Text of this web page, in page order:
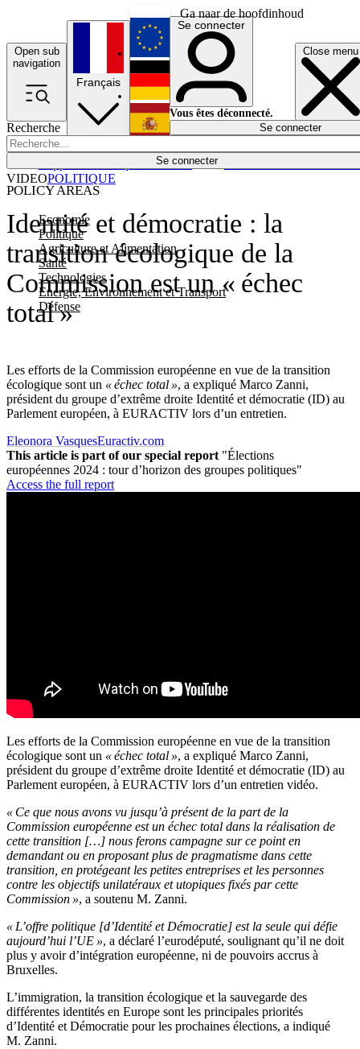
Ga naar de hoofdinhoud
Open sub
navigation
Close menu
Recherche
Se connecter
POLICY AREAS
Economie
Politique
Agriculture et Alimentation
Santé
Technologies
Energie, Environnement et Transport
Défense
Économie
Français
English
Deutsch
Español
Se connecter
Vous êtes déconnecté.
Se connecter
Identité et démocratie : la
transition écologique de la
Commission est un « échec
total »
Les efforts de la Commission européenne en vue de la transition
écologique sont un « échec total », a expliqué Marco Zanni,
président du groupe d’extrême droite Identité et démocratie (ID) au
Parlement européen, à EURACTIV lors d’un entretien.
VIDEOPOLITIQUE
Eleonora VasquesEuractiv.com
This article is part of our special report "Élections
européennes 2024 : tour d’horizon des groupes politiques"
Access the full report
Les efforts de la Commission européenne en vue de la transition
écologique sont un « échec total », a expliqué Marco Zanni,
président du groupe d’extrême droite Identité et démocratie (ID) au
Parlement européen, à EURACTIV lors d’un entretien vidéo.
« Ce que nous avons vu jusqu’à présent de la part de la
Commission européenne est un échec total dans la réalisation de
cette transition […] nous ferons campagne sur ce point en
demandant ou en proposant plus de pragmatisme dans cette
transition, en protégeant les petites entreprises et les personnes
contre les objectifs unilatéraux et utopiques fixés par cette
Commission », a soutenu M. Zanni.
« L’offre politique [d’Identité et Démocratie] est la seule qui défie
aujourd’hui l’UE », a déclaré l’eurodéputé, soulignant qu’il ne doit
plus y avoir d’intégration européenne, ni de pouvoirs accrus à
Bruxelles.
L’immigration, la transition écologique et la sauvegarde des
différentes identités en Europe sont les principales priorités
d’Identité et Démocratie pour les prochaines élections, a indiqué
M. Zanni.